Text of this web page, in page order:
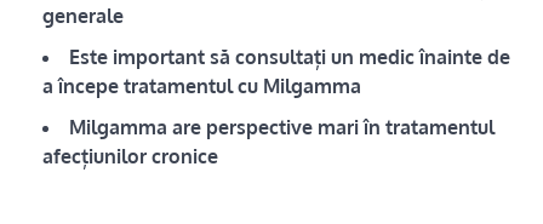
generale
Este important să consultați un medic înainte de
a începe tratamentul cu Milgamma
Milgamma are perspective mari în tratamentul
afecțiunilor cronice